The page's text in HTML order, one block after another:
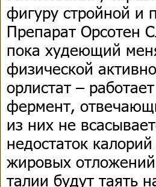
фигуру стройной
Препарат Орсотен
пока худеющий
физической
орлистат –
фермент,
из них не
недостаток
жировых
талии будут таять